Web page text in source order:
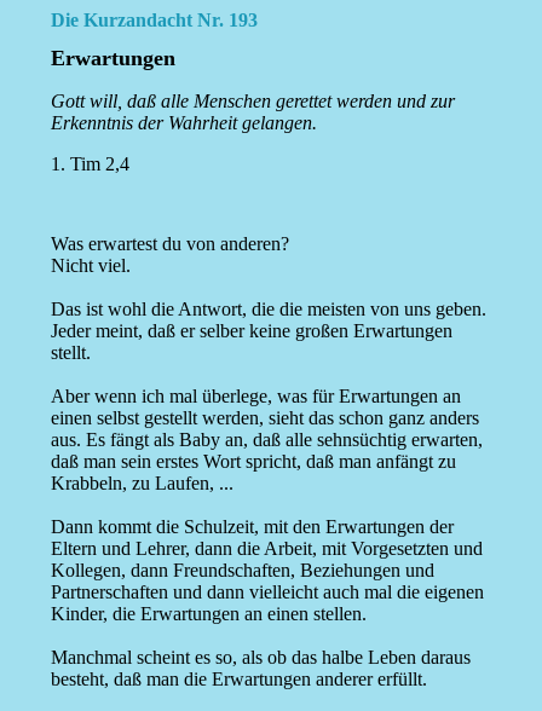
Die Kurzandacht Nr. 193
Erwartungen
Gott will, daß alle Menschen gerettet werden und zur
Erkenntnis der Wahrheit gelangen.
1. Tim 2,4
Was erwartest du von anderen?
Nicht viel.
Das ist wohl die Antwort, die die meisten von uns geben.
Jeder meint, daß er selber keine großen Erwartungen
stellt.
Aber wenn ich mal überlege, was für Erwartungen an
einen selbst gestellt werden, sieht das schon ganz anders
aus. Es fängt als Baby an, daß alle sehnsüchtig erwarten,
daß man sein erstes Wort spricht, daß man anfängt zu
Krabbeln, zu Laufen, ...
Dann kommt die Schulzeit, mit den Erwartungen der
Eltern und Lehrer, dann die Arbeit, mit Vorgesetzten und
Kollegen, dann Freundschaften, Beziehungen und
Partnerschaften und dann vielleicht auch mal die eigenen
Kinder, die Erwartungen an einen stellen.
Manchmal scheint es so, als ob das halbe Leben daraus
besteht, daß man die Erwartungen anderer erfüllt.